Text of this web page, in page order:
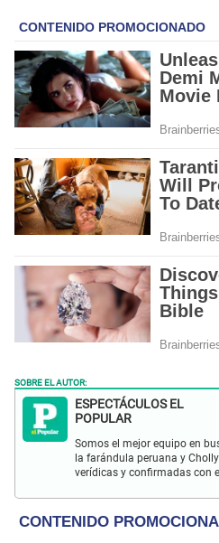
SOBRE EL AUTOR:
ESPECTÁCULOS EL
POPULAR
Somos el mejor equipo en
la farándula peruana y
verídicas y confirmadas con